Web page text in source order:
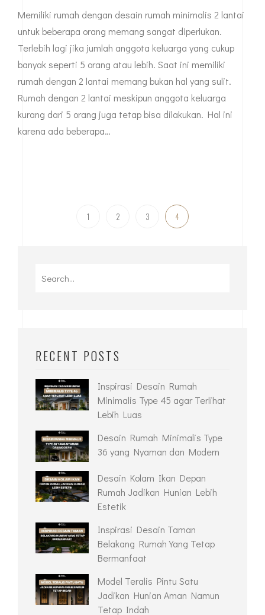
Memiliki rumah dengan desain rumah minimalis 2 lantai
untuk beberapa orang memang sangat diperlukan.
Terlebih lagi jika jumlah anggota keluarga yang cukup
banyak seperti 5 orang atau lebih. Saat ini memiliki
rumah dengan 2 lantai memang bukan hal yang sulit.
Rumah dengan 2 lantai meskipun anggota keluarga
kurang dari 5 orang juga tetap bisa dilakukan. Hal ini
karena ada beberapa…
1 2 3 4
RECENT POSTS
Inspirasi Desain Rumah
Minimalis Type 45 agar Terlihat
Lebih Luas
Desain Rumah Minimalis Type
36 yang Nyaman dan Modern
Desain Kolam Ikan Depan
Rumah Jadikan Hunian Lebih
Estetik
Inspirasi Desain Taman
Belakang Rumah Yang Tetap
Bermanfaat
Model Teralis Pintu Satu
Jadikan Hunian Aman Namun
Tetap Indah